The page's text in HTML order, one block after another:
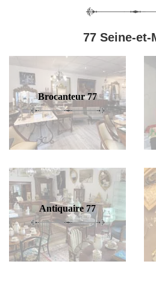
77 Seine-et-
Brocanteur 77
Antiquaire 77